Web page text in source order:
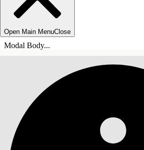
Open Main MenuClose
Modal Body...